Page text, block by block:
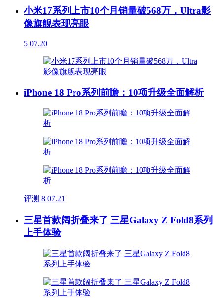
小米17系列上市10个月销量破568万，Ultra影
像旗舰表现亮眼
5 07.20
iPhone 18 Pro系列前瞻：10项升级全面解析
评测 8 07.21
三星首款阔折叠来了 三星Galaxy Z Fold8系列
上手体验